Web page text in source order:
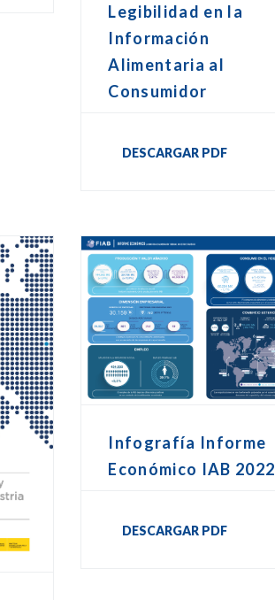
Legibilidad en la
Información
Alimentaria al
Consumidor
DESCARGAR PDF
Infografía Informe
Económico IAB 2022
DESCARGAR PDF